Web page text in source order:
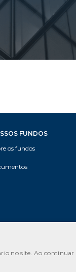
FUNDOS
os fundos
no site. Ao continuar